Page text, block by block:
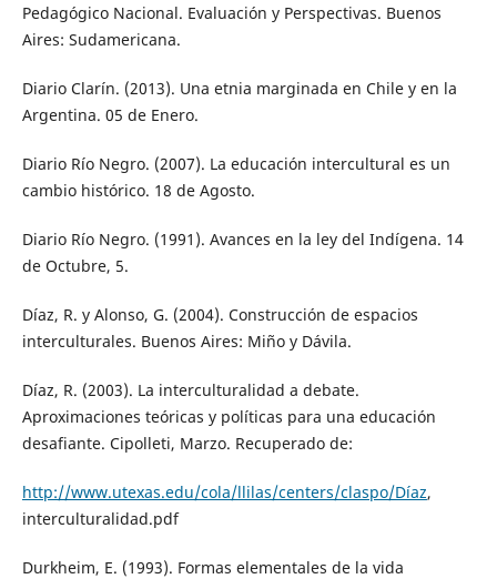
Pedagógico Nacional. Evaluación y Perspectivas. Buenos
Aires: Sudamericana.
Diario Clarín. (2013). Una etnia marginada en Chile y en la
Argentina. 05 de Enero.
Diario Río Negro. (2007). La educación intercultural es un
cambio histórico. 18 de Agosto.
Diario Río Negro. (1991). Avances en la ley del Indígena. 14
de Octubre, 5.
Díaz, R. y Alonso, G. (2004). Construcción de espacios
interculturales. Buenos Aires: Miño y Dávila.
Díaz, R. (2003). La interculturalidad a debate.
Aproximaciones teóricas y políticas para una educación
desafiante. Cipolleti, Marzo. Recuperado de:
http://www.utexas.edu/cola/llilas/centers/claspo/Díaz,
interculturalidad.pdf
Durkheim, E. (1993). Formas elementales de la vida